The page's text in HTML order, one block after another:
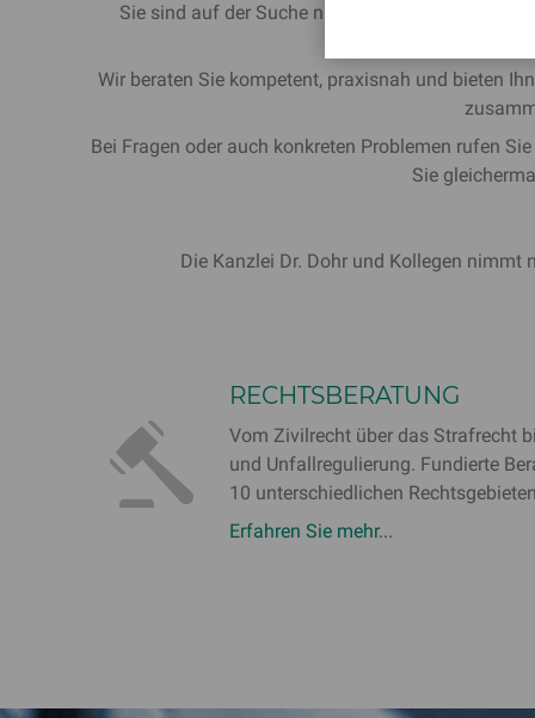
Sie sind auf der Suche nach einem erfahrenen
Wir beraten Sie kompetent, praxisnah und bieten
Bei Fragen oder auch konkreten Problemen rufen
Sie
Die Kanzlei Dr. Dohr und Kollegen
RECHTSBERATUNG
Vom Zivilrecht über das Strafrecht
und Unfallregulierung. Fundierte
10 unterschiedlichen
Erfahren Sie mehr...